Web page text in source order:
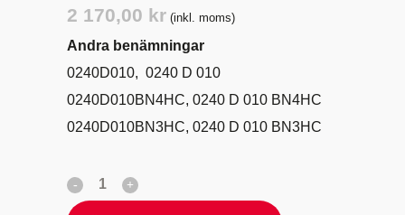
2 170,00 kr (inkl. moms)
Andra benämningar
0240D010, 0240 D 010
0240D010BN4HC, 0240 D 010 BN4HC
0240D010BN3HC, 0240 D 010 BN3HC